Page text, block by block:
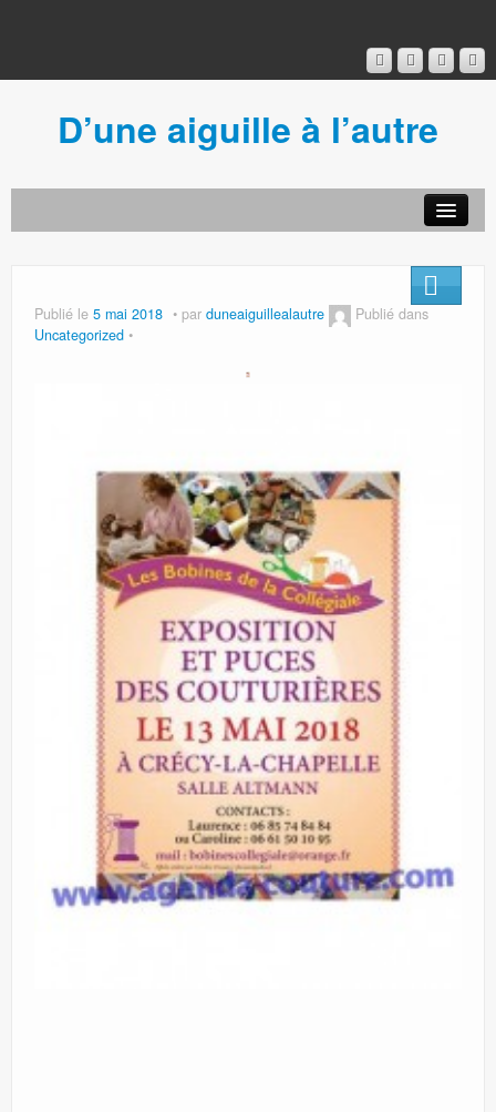
D’une aiguille à l’autre
Publié le 5 mai 2018 par duneaiguillealautre
Publié dans
Uncategorized